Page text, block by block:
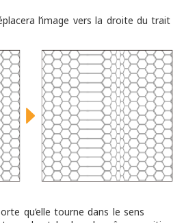
l’image vers la droite du trait
qu’elle tourne dans le sens